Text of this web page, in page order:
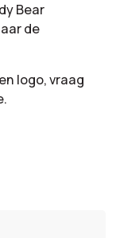
Bear
de
logo, vraag